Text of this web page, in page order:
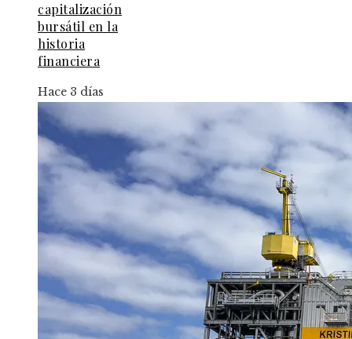
capitalización
bursátil en la
historia
financiera
Hace 3 días